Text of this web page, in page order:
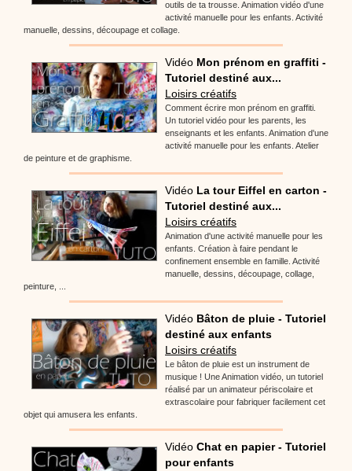
outils de ta trousse. Animation vidéo d'une
activité manuelle pour les enfants. Activité
manuelle, dessins, découpage et collage.
Vidéo Mon prénom en graffiti -
Tutoriel destiné aux...
Loisirs créatifs
Comment écrire mon prénom en graffiti.
Un tutoriel vidéo pour les parents, les
enseignants et les enfants. Animation d'une
activité manuelle pour les enfants. Atelier
de peinture et de graphisme.
Vidéo La tour Eiffel en carton -
Tutoriel destiné aux...
Loisirs créatifs
Animation d'une activité manuelle pour les
enfants. Création à faire pendant le
confinement ensemble en famille. Activité
manuelle, dessins, découpage, collage,
peinture, ...
Vidéo Bâton de pluie - Tutoriel
destiné aux enfants
Loisirs créatifs
Le bâton de pluie est un instrument de
musique ! Une Animation vidéo, un tutoriel
réalisé par un animateur périscolaire et
extrascolaire pour fabriquer facilement cet
objet qui amusera les enfants.
Vidéo Chat en papier - Tutoriel
pour enfants